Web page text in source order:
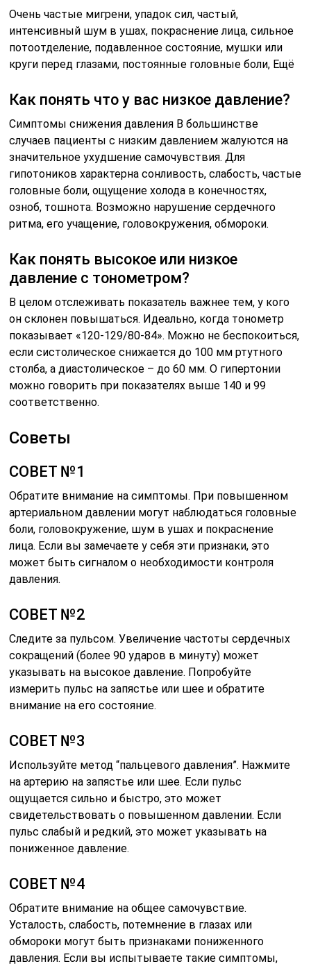
Очень частые мигрени, упадок сил, частый,
интенсивный шум в ушах, покраснение лица, сильное
потоотделение, подавленное состояние, мушки или
круги перед глазами, постоянные головные боли, Ещё
Как понять что у вас низкое давление?
Симптомы снижения давления В большинстве
случаев пациенты с низким давлением жалуются на
значительное ухудшение самочувствия. Для
гипотоников характерна сонливость, слабость, частые
головные боли, ощущение холода в конечностях,
озноб, тошнота. Возможно нарушение сердечного
ритма, его учащение, головокружения, обмороки.
Как понять высокое или низкое
давление с тонометром?
В целом отслеживать показатель важнее тем, у кого
он склонен повышаться. Идеально, когда тонометр
показывает «120-129/80-84». Можно не беспокоиться,
если систолическое снижается до 100 мм ртутного
столба, а диастолическое – до 60 мм. О гипертонии
можно говорить при показателях выше 140 и 99
соответственно.
Советы
СОВЕТ №1
Обратите внимание на симптомы. При повышенном
артериальном давлении могут наблюдаться головные
боли, головокружение, шум в ушах и покраснение
лица. Если вы замечаете у себя эти признаки, это
может быть сигналом о необходимости контроля
давления.
СОВЕТ №2
Следите за пульсом. Увеличение частоты сердечных
сокращений (более 90 ударов в минуту) может
указывать на высокое давление. Попробуйте
измерить пульс на запястье или шее и обратите
внимание на его состояние.
СОВЕТ №3
Используйте метод “пальцевого давления”. Нажмите
на артерию на запястье или шее. Если пульс
ощущается сильно и быстро, это может
свидетельствовать о повышенном давлении. Если
пульс слабый и редкий, это может указывать на
пониженное давление.
СОВЕТ №4
Обратите внимание на общее самочувствие.
Усталость, слабость, потемнение в глазах или
обмороки могут быть признаками пониженного
давления. Если вы испытываете такие симптомы,